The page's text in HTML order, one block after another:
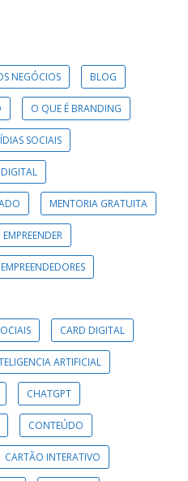
NEGÓCIOS BLOG
O QUE É BRANDING
SOCIAIS
MENTORIA GRATUITA
EMPREENDER
CARD DIGITAL
ARTIFICIAL
CHATGPT
CONTEÚDO
CARTÃO INTERATIVO